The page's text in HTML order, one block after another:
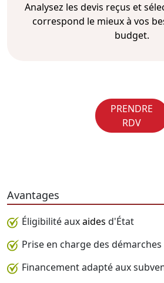
Analysez les devis reçus et
correspond le mieux à vos
budget.
PRENDRE
RDV
Avantages
Éligibilité auxaides d'État
Prise en charge des
Financement adapté aux